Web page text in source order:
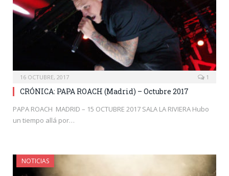
16 OCTUBRE, 2017 1
CRÓNICA: PAPA ROACH (Madrid) – Octubre 2017
PAPA ROACH MADRID – 15 OCTUBRE 2017 SALA LA RIVIERA Hubo
un tiempo allá por…
NOTICIAS